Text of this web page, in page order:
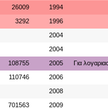
26009 1994
3292 1996
2004
2004
108755 2005 Για
110746 2006
2008
701563 2009